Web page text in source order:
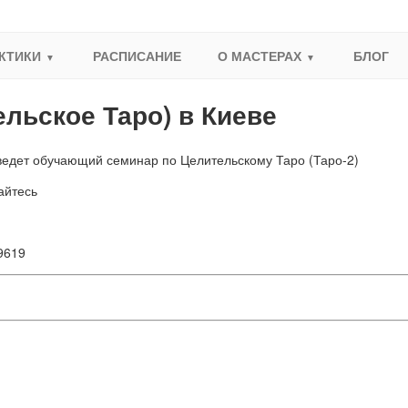
РАСПИСАНИЕ О МАСТЕРАХ БЛОГ
Таро) в Киеве
обучающий семинар по Целительскому Таро (Таро-2)